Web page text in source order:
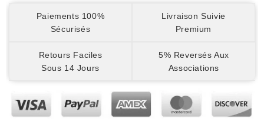
Paiements 100%
Sécurisés
Livraison Suivie
Premium
Retours Faciles
Sous 14 Jours
5% Reversés Aux
Associations